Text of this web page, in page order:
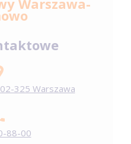
Warszawa-
325 Warszawa
88-00